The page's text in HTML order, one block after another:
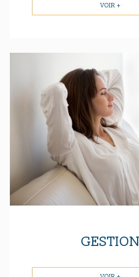
VOIR +
GESTION
VOIR +